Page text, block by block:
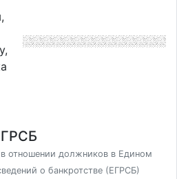
отношении должников в Едином
о банкротстве (ЕГРСБ)